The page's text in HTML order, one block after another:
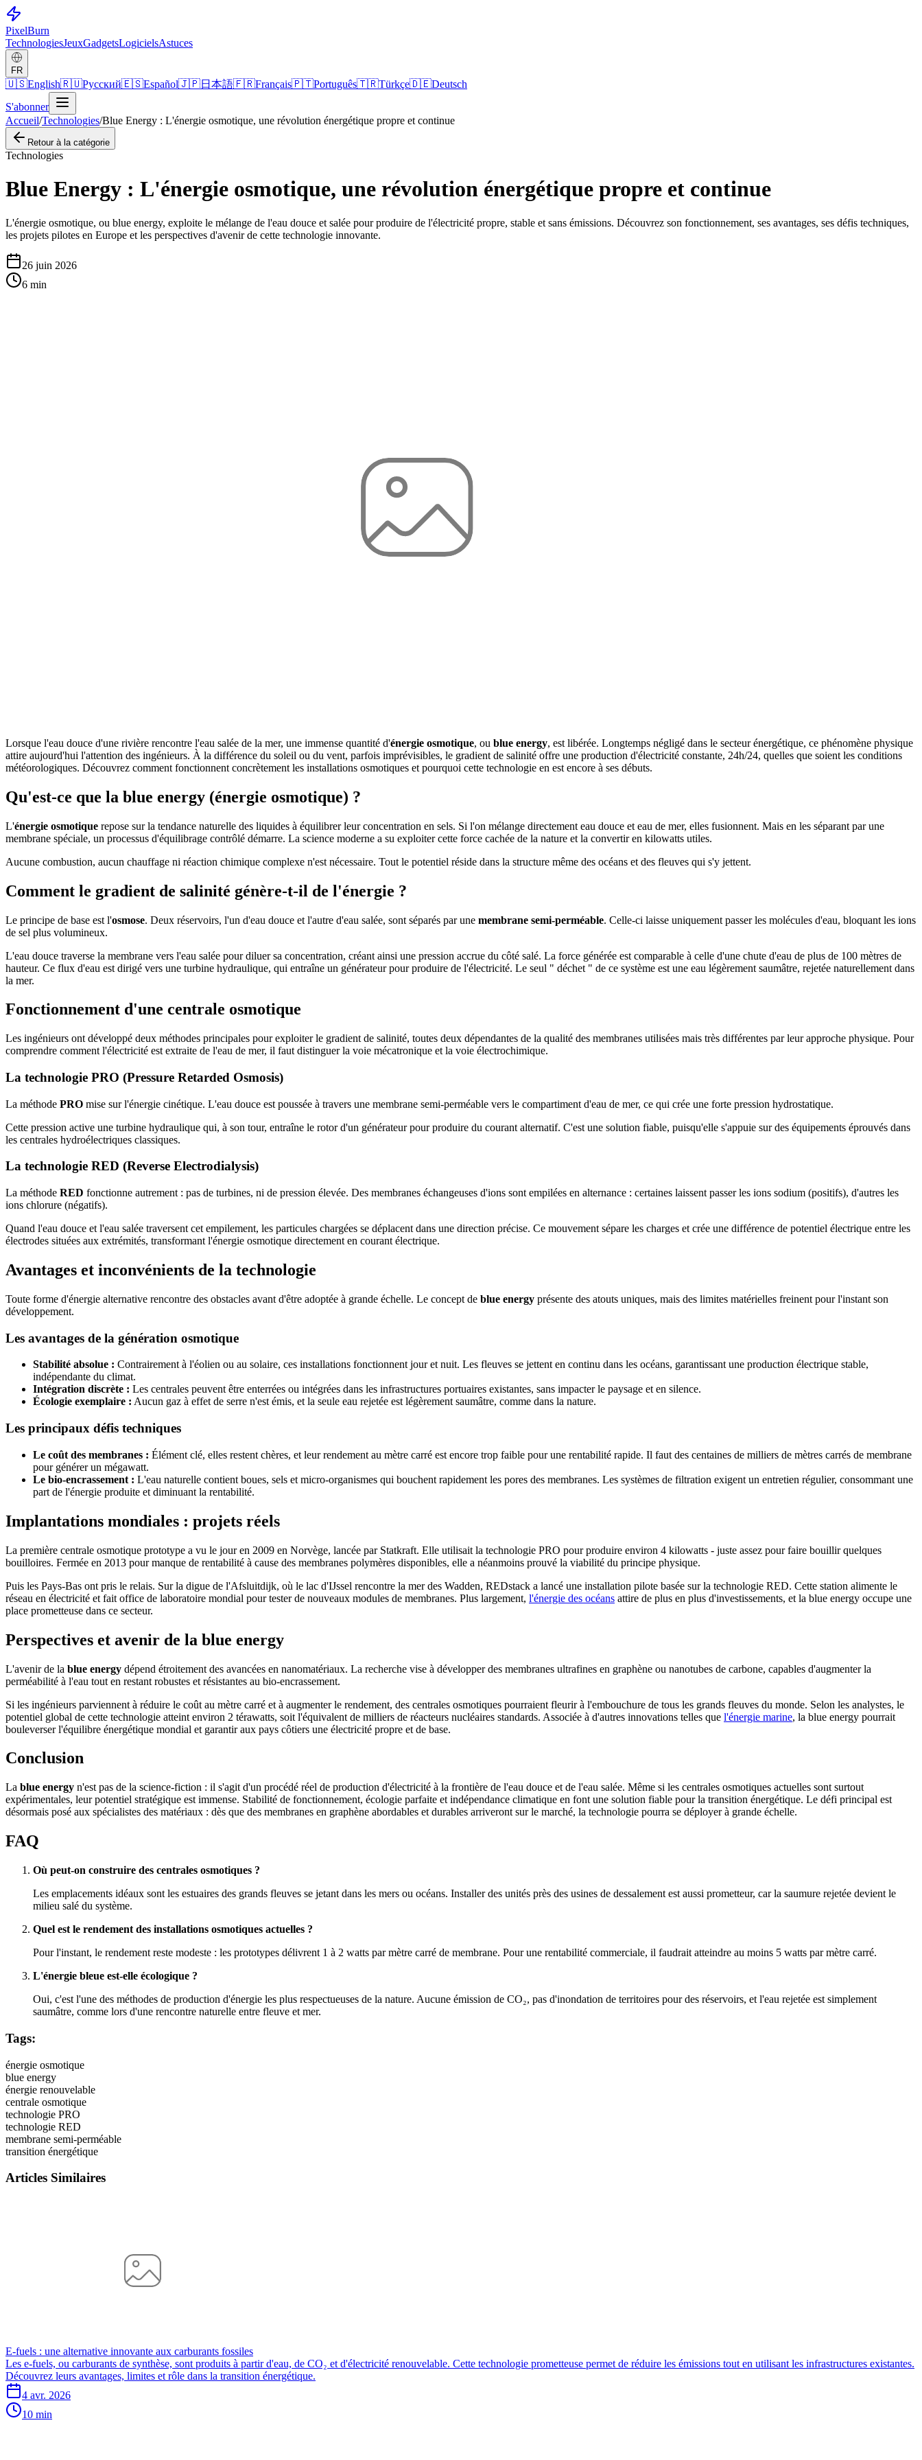
PixelBurn
TechnologiesJeuxGadgetsLogicielsAstuces
FR
🇺🇸English🇷🇺Русский🇪🇸Español🇯🇵日本語🇫🇷Français🇵🇹Português🇹🇷Türkçe🇩🇪Deutsch
S'abonner
Accueil/Technologies/Blue Energy : L'énergie osmotique, une révolution énergétique propre et continue
Retour à la catégorie
Technologies
Blue Energy : L'énergie osmotique, une révolution énergétique propre et continue
L'énergie osmotique, ou blue energy, exploite le mélange de l'eau douce et salée pour produire de l'électricité propre, stable et sans émissions. Découvrez son fonctionnement, ses avantages, ses défis techniques,
les projets pilotes en Europe et les perspectives d'avenir de cette technologie innovante.
26 juin 2026
6 min
Lorsque l'eau douce d'une rivière rencontre l'eau salée de la mer, une immense quantité d'énergie osmotique, ou blue energy, est libérée. Longtemps négligé dans le secteur énergétique, ce phénomène physique
attire aujourd'hui l'attention des ingénieurs. À la différence du soleil ou du vent, parfois imprévisibles, le gradient de salinité offre une production d'électricité constante, 24h/24, quelles que soient les conditions
météorologiques. Découvrez comment fonctionnent concrètement les installations osmotiques et pourquoi cette technologie en est encore à ses débuts.
Qu'est-ce que la blue energy (énergie osmotique) ?
L'énergie osmotique repose sur la tendance naturelle des liquides à équilibrer leur concentration en sels. Si l'on mélange directement eau douce et eau de mer, elles fusionnent. Mais en les séparant par une
membrane spéciale, un processus d'équilibrage contrôlé démarre. La science moderne a su exploiter cette force cachée de la nature et la convertir en kilowatts utiles.
Aucune combustion, aucun chauffage ni réaction chimique complexe n'est nécessaire. Tout le potentiel réside dans la structure même des océans et des fleuves qui s'y jettent.
Comment le gradient de salinité génère-t-il de l'énergie ?
Le principe de base est l'osmose. Deux réservoirs, l'un d'eau douce et l'autre d'eau salée, sont séparés par une membrane semi-perméable. Celle-ci laisse uniquement passer les molécules d'eau, bloquant les ions
de sel plus volumineux.
L'eau douce traverse la membrane vers l'eau salée pour diluer sa concentration, créant ainsi une pression accrue du côté salé. La force générée est comparable à celle d'une chute d'eau de plus de 100 mètres de
hauteur. Ce flux d'eau est dirigé vers une turbine hydraulique, qui entraîne un générateur pour produire de l'électricité. Le seul " déchet " de ce système est une eau légèrement saumâtre, rejetée naturellement dans
la mer.
Fonctionnement d'une centrale osmotique
Les ingénieurs ont développé deux méthodes principales pour exploiter le gradient de salinité, toutes deux dépendantes de la qualité des membranes utilisées mais très différentes par leur approche physique. Pour
comprendre comment l'électricité est extraite de l'eau de mer, il faut distinguer la voie mécatronique et la voie électrochimique.
La technologie PRO (Pressure Retarded Osmosis)
La méthode PRO mise sur l'énergie cinétique. L'eau douce est poussée à travers une membrane semi-perméable vers le compartiment d'eau de mer, ce qui crée une forte pression hydrostatique.
Cette pression active une turbine hydraulique qui, à son tour, entraîne le rotor d'un générateur pour produire du courant alternatif. C'est une solution fiable, puisqu'elle s'appuie sur des équipements éprouvés dans
les centrales hydroélectriques classiques.
La technologie RED (Reverse Electrodialysis)
La méthode RED fonctionne autrement : pas de turbines, ni de pression élevée. Des membranes échangeuses d'ions sont empilées en alternance : certaines laissent passer les ions sodium (positifs), d'autres les
ions chlorure (négatifs).
Quand l'eau douce et l'eau salée traversent cet empilement, les particules chargées se déplacent dans une direction précise. Ce mouvement sépare les charges et crée une différence de potentiel électrique entre les
électrodes situées aux extrémités, transformant l'énergie osmotique directement en courant électrique.
Avantages et inconvénients de la technologie
Toute forme d'énergie alternative rencontre des obstacles avant d'être adoptée à grande échelle. Le concept de blue energy présente des atouts uniques, mais des limites matérielles freinent pour l'instant son
développement.
Les avantages de la génération osmotique
Stabilité absolue : Contrairement à l'éolien ou au solaire, ces installations fonctionnent jour et nuit. Les fleuves se jettent en continu dans les océans, garantissant une production électrique stable,
indépendante du climat.
Intégration discrète : Les centrales peuvent être enterrées ou intégrées dans les infrastructures portuaires existantes, sans impacter le paysage et en silence.
Écologie exemplaire : Aucun gaz à effet de serre n'est émis, et la seule eau rejetée est légèrement saumâtre, comme dans la nature.
Les principaux défis techniques
Le coût des membranes : Élément clé, elles restent chères, et leur rendement au mètre carré est encore trop faible pour une rentabilité rapide. Il faut des centaines de milliers de mètres carrés de membrane
pour générer un mégawatt.
Le bio-encrassement : L'eau naturelle contient boues, sels et micro-organismes qui bouchent rapidement les pores des membranes. Les systèmes de filtration exigent un entretien régulier, consommant une
part de l'énergie produite et diminuant la rentabilité.
Implantations mondiales : projets réels
La première centrale osmotique prototype a vu le jour en 2009 en Norvège, lancée par Statkraft. Elle utilisait la technologie PRO pour produire environ 4 kilowatts - juste assez pour faire bouillir quelques
bouilloires. Fermée en 2013 pour manque de rentabilité à cause des membranes polymères disponibles, elle a néanmoins prouvé la viabilité du principe physique.
Puis les Pays-Bas ont pris le relais. Sur la digue de l'Afsluitdijk, où le lac d'IJssel rencontre la mer des Wadden, REDstack a lancé une installation pilote basée sur la technologie RED. Cette station alimente le
réseau en électricité et fait office de laboratoire mondial pour tester de nouveaux modules de membranes. Plus largement, l'énergie des océans attire de plus en plus d'investissements, et la blue energy occupe une
place prometteuse dans ce secteur.
Perspectives et avenir de la blue energy
L'avenir de la blue energy dépend étroitement des avancées en nanomatériaux. La recherche vise à développer des membranes ultrafines en graphène ou nanotubes de carbone, capables d'augmenter la
perméabilité à l'eau tout en restant robustes et résistantes au bio-encrassement.
Si les ingénieurs parviennent à réduire le coût au mètre carré et à augmenter le rendement, des centrales osmotiques pourraient fleurir à l'embouchure de tous les grands fleuves du monde. Selon les analystes, le
potentiel global de cette technologie atteint environ 2 térawatts, soit l'équivalent de milliers de réacteurs nucléaires standards. Associée à d'autres innovations telles que l'énergie marine, la blue energy pourrait
bouleverser l'équilibre énergétique mondial et garantir aux pays côtiers une électricité propre et de base.
Conclusion
La blue energy n'est pas de la science-fiction : il s'agit d'un procédé réel de production d'électricité à la frontière de l'eau douce et de l'eau salée. Même si les centrales osmotiques actuelles sont surtout
expérimentales, leur potentiel stratégique est immense. Stabilité de fonctionnement, écologie parfaite et indépendance climatique en font une solution fiable pour la transition énergétique. Le défi principal est
désormais posé aux spécialistes des matériaux : dès que des membranes en graphène abordables et durables arriveront sur le marché, la technologie pourra se déployer à grande échelle.
FAQ
Où peut-on construire des centrales osmotiques ?
Les emplacements idéaux sont les estuaires des grands fleuves se jetant dans les mers ou océans. Installer des unités près des usines de dessalement est aussi prometteur, car la saumure rejetée devient le
milieu salé du système.
Quel est le rendement des installations osmotiques actuelles ?
Pour l'instant, le rendement reste modeste : les prototypes délivrent 1 à 2 watts par mètre carré de membrane. Pour une rentabilité commerciale, il faudrait atteindre au moins 5 watts par mètre carré.
L'énergie bleue est-elle écologique ?
Oui, c'est l'une des méthodes de production d'énergie les plus respectueuses de la nature. Aucune émission de CO₂, pas d'inondation de territoires pour des réservoirs, et l'eau rejetée est simplement
saumâtre, comme lors d'une rencontre naturelle entre fleuve et mer.
Tags:
énergie osmotique
blue energy
énergie renouvelable
centrale osmotique
technologie PRO
technologie RED
membrane semi-perméable
transition énergétique
Articles Similaires
E-fuels : une alternative innovante aux carburants fossiles
Les e-fuels, ou carburants de synthèse, sont produits à partir d'eau, de CO₂ et d'électricité renouvelable. Cette technologie prometteuse permet de réduire les émissions tout en utilisant les infrastructures existantes.
Découvrez leurs avantages, limites et rôle dans la transition énergétique.
4 avr. 2026
10 min